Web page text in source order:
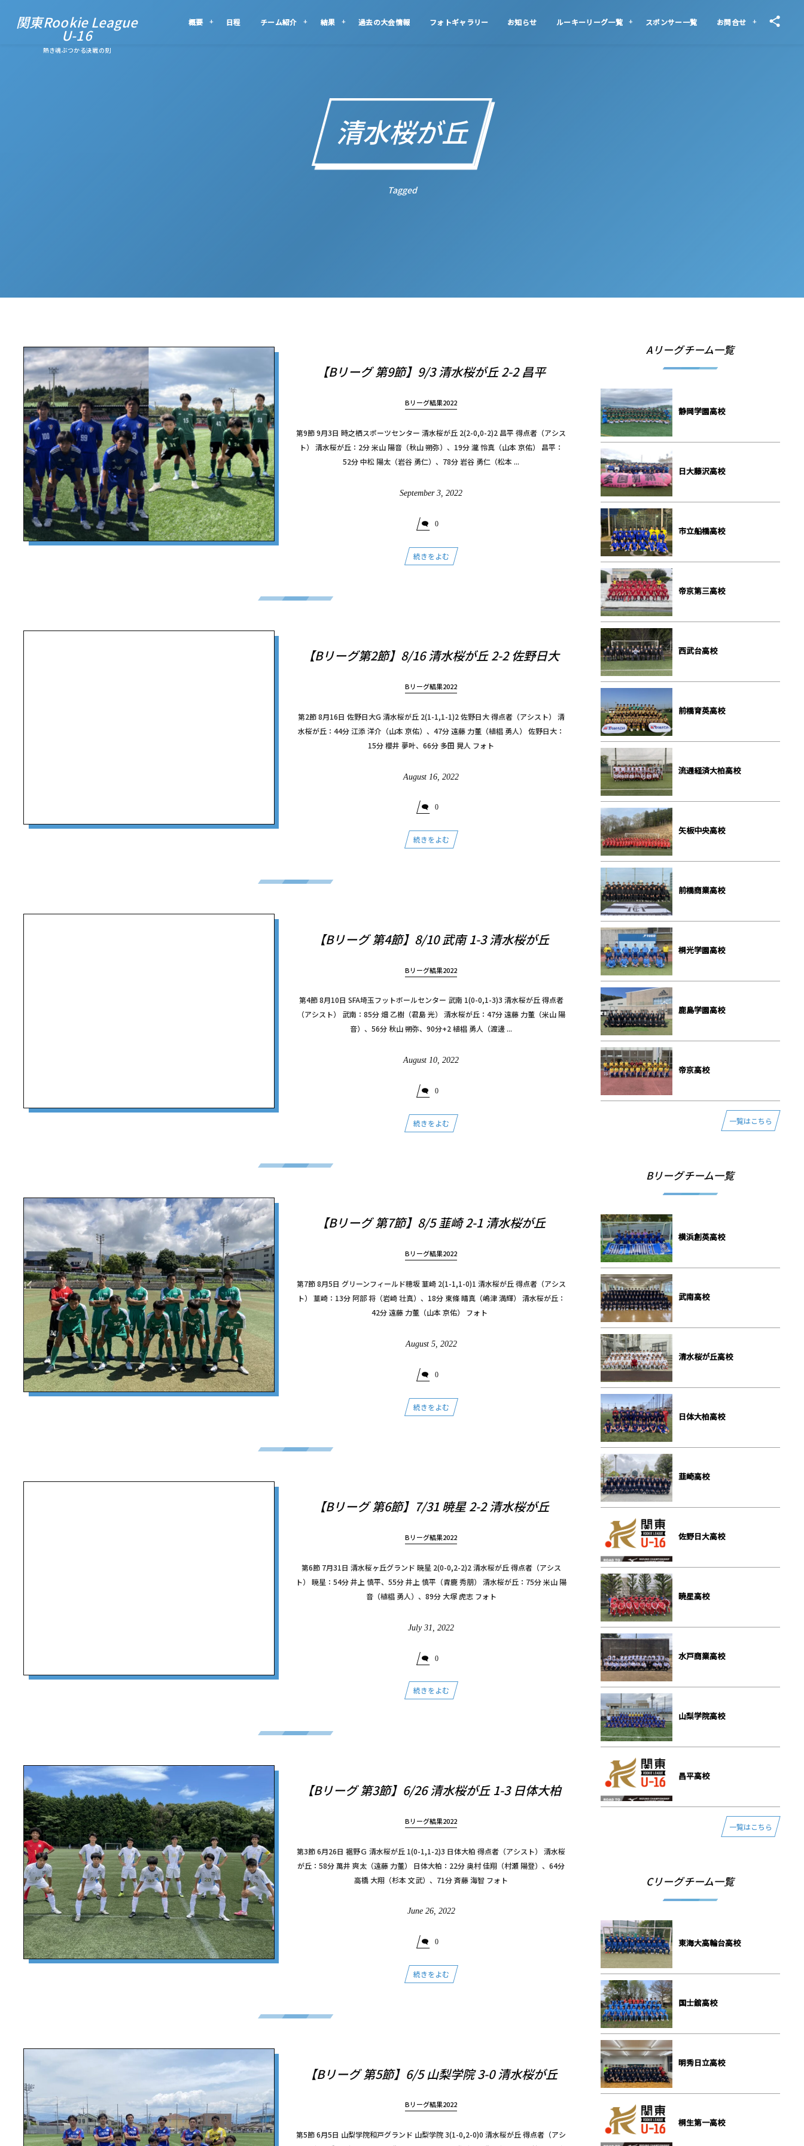
関東Rookie League
U-16
熱き魂ぶつかる決戦の刻
概要 日程 チーム紹介 結果 過去の大会情報 フォトギャラリー お知らせ ルーキーリーグ一覧 スポンサー一覧 お問合せ
清水桜が丘
Tagged
【Bリーグ 第9節】9/3 清水桜が丘 2-2 昌平
Bリーグ結果2022
第9節 9月3日 時之栖スポーツセンター 清水桜が丘 2(2-0,0-2)2 昌平 得点者（アシス
ト） 清水桜が丘：2分 米山 陽音（秋山 朔弥）、19分 瀧 怜真（山本 京佑） 昌平：
52分 中松 陽太（岩谷 勇仁）、78分 岩谷 勇仁（松本 ...
September 3 ,2022
0
続きをよむ
【Bリーグ第2節】8/16 清水桜が丘 2-2 佐野日大
Bリーグ結果2022
第2節 8月16日 佐野日大G 清水桜が丘 2(1-1,1-1)2 佐野日大 得点者（アシスト） 清
水桜が丘：44分 江添 洋介（山本 京佑）、47分 遠藤 力董（植椙 勇人） 佐野日大：
15分 櫻井 夢叶、66分 多田 晃人 フォト
August 16 ,2022
0
続きをよむ
【Bリーグ 第4節】8/10 武南 1-3 清水桜が丘
Bリーグ結果2022
第4節 8月10日 SFA埼玉フットボールセンター 武南 1(0-0,1-3)3 清水桜が丘 得点者
（アシスト） 武南：85分 畑 乙樹（君島 光） 清水桜が丘：47分 遠藤 力董（米山 陽
音）、56分 秋山 朔弥、90分+2 植椙 勇人（渡邊 ...
August 10,2022
0
続きをよむ
【Bリーグ 第7節】8/5 韮崎 2-1 清水桜が丘
Bリーグ結果2022
第7節 8月5日 グリーンフィールド穂坂 韮崎 2(1-1,1-0)1 清水桜が丘 得点者（アシス
ト） 韮崎：13分 阿部 将（岩崎 壮真）、18分 東條 晴真（嶋津 満輝） 清水桜が丘：
42分 遠藤 力董（山本 京佑） フォト
August 5, 2022
0
続きをよむ
【Bリーグ 第6節】7/31 暁星 2-2 清水桜が丘
Bリーグ結果2022
第6節 7月31日 清水桜ヶ丘グランド 暁星 2(0-0,2-2)2 清水桜が丘 得点者（アシス
ト） 暁星：54分 井上 慎平、55分 井上 慎平（青鹿 秀朋） 清水桜が丘：75分 米山 陽
音（植椙 勇人）、89分 大塚 虎志 フォト
July 31 ,2022
0
続きをよむ
【Bリーグ 第3節】6/26 清水桜が丘 1-3 日体大柏
Bリーグ結果2022
第3節 6月26日 裾野Ｇ 清水桜が丘 1(0-1,1-2)3 日体大柏 得点者（アシスト） 清水桜
が丘：58分 萬井 爽太（遠藤 力董） 日体大柏：22分 奥村 佳翔（村瀬 陽登）、64分
高橋 大翔（杉本 文武）、71分 斉藤 海智 フォト
June 26, 2022
0
続きをよむ
【Bリーグ 第5節】6/5 山梨学院 3-0 清水桜が丘
Bリーグ結果2022
第5節 6月5日 山梨学院和戸グランド 山梨学院 3(1-0,2-0)0 清水桜が丘 得点者（アシ
Aリーグチーム一覧
静岡学園⾼校
⽇⼤藤沢⾼校
市⽴船橋⾼校
帝京第三⾼校
⻄武台⾼校
前橋育英⾼校
流通経済⼤柏⾼校
⽮板中央⾼校
前橋商業⾼校
桐光学園⾼校
⿅島学園⾼校
帝京⾼校
一覧はこちら
Bリーグチーム一覧
横浜創英⾼校
武南⾼校
清⽔桜が丘⾼校
⽇体⼤柏⾼校
韮崎⾼校
佐野⽇⼤⾼校
暁星⾼校
⽔⼾商業⾼校
⼭梨学院⾼校
昌平⾼校
一覧はこちら
Cリーグチーム一覧
東海⼤⾼輪台⾼校
国⼠舘⾼校
明秀⽇⽴⾼校
桐⽣第⼀⾼校